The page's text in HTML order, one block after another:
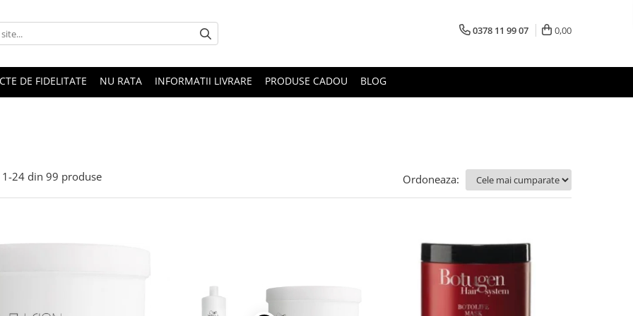
0378 11 99 07 0,00
DE FIDELITATE NU RATA INFORMATII LIVRARE PRODUSE CADOU BLOG
1-24 din 99 produse Ordoneaza: